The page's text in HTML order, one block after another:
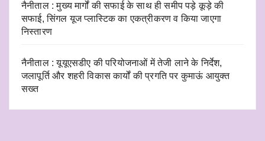
नैनीताल : मुख्य मार्गों की सफाई के साथ ही समीप पड़े कूड़े की
सफाई, सिंगल यूज प्लास्टिक का एकत्रीकरण व किया जाएगा
निस्तारण
नैनीताल : यूयूएसडीए की परियोजनाओं में तेजी लाने के निर्देश,
जलापूर्ति और शहरी विकास कार्यों की प्रगति पर कुमाऊं आयुक्त
सख्त